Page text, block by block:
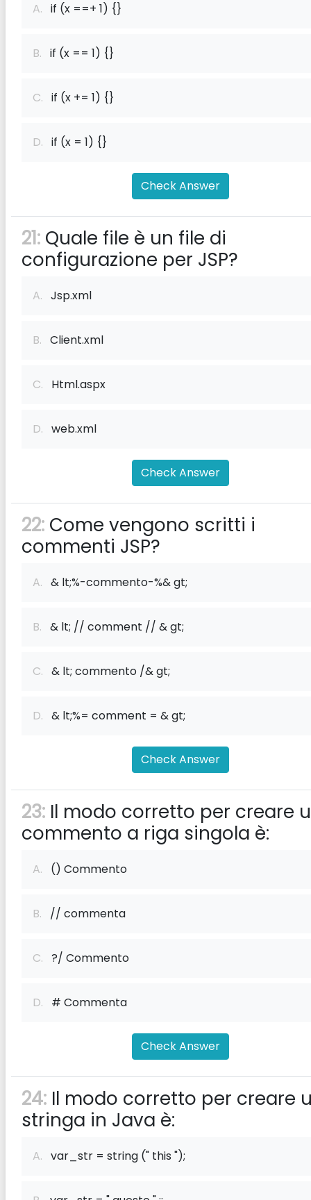
A. if (x ==+ 1) {}
B. if (x == 1) {}
C. if (x += 1) {}
D. if (x = 1) {}
Check Answer
21: Quale file è un file di
configurazione per JSP?
A. Jsp.xml
B. Client.xml
C. Html.aspx
D. web.xml
Check Answer
22: Come vengono scritti i
commenti JSP?
A. & lt;%-commento-%& gt;
B. & lt; // comment // & gt;
C. & lt; commento /& gt;
D. & lt;%= comment = & gt;
Check Answer
23: Il modo corretto per creare
commento a riga singola è:
A. () Commento
B. // commenta
C. ?/ Commento
D. # Commenta
Check Answer
24: Il modo corretto per creare
stringa in Java è:
A. var_str = string (" this ");